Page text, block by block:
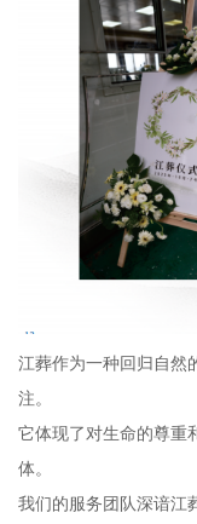
江葬作为一种回归自然
注。
它体现了对生命的尊重
体。
我们的服务团队深谙江